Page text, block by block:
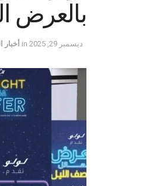
بالعرض
ديسمبر 29, 2025 in